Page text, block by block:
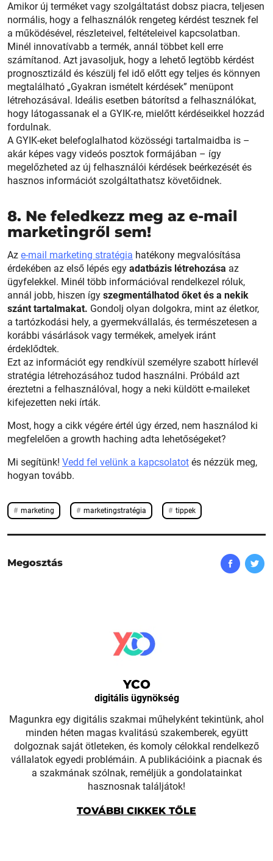
YCO
digitális ügynökség
Magunkra egy digitális szakmai műhelyként tekintünk, ahol
minden héten magas kvalitású szakemberek, együtt
dolgoznak saját ötleteken, és komoly célokkal rendelkező
vállalatok egyedi problémáin. A publikációink a piacnak és
a szakmának szólnak, reméljük a gondolatainkat
hasznosnak találjátok!
TOVÁBBI CIKKEK TŐLE
Amikor új terméket vagy szolgáltatást dobsz piacra, teljesen
normális, hogy a felhasználók rengeteg kérdést tesznek fel
a működésével, részleteivel, feltételeivel kapcsolatban.
Minél innovatívabb a termék, annál többet kell erre
számítanod. Azt javasoljuk, hogy a lehető legtöbb kérdést
prognosztizáld és készülj fel idő előtt egy teljes és könnyen
megtalálható „Gyakran ismételt kérdések” menüpont
létrehozásával. Ideális esetben bátorítsd a felhasználókat,
hogy látogassanak el a GYIK-re, mielőtt kérdéseikkel hozzád
fordulnak.
A GYIK-eket belefoglalhatod közösségi tartalmaidba is –
akár képes vagy videós posztok formájában – így
megelőzheted az új felhasználói kérdések beérkezését és
hasznos információt szolgáltathatsz követőidnek.
8. Ne feledkezz meg az e-mail
marketingről sem!
Az e-mail marketing stratégia hatékony megvalósítása
érdekében az első lépés egy adatbázis létrehozása az
ügyfelekkel. Minél több információval rendelkezel róluk,
annál jobb, hiszen így szegmentálhatod őket és a nekik
szánt tartalmakat. Gondolj olyan dolgokra, mint az életkor,
a tartózkodási hely, a gyermekvállalás, és természetesen a
korábbi vásárlások vagy termékek, amelyek iránt
érdeklődtek.
Ezt az információt egy rendkívül személyre szabott hírlevél
stratégia létrehozásához tudod használni. Próbáld azt
éreztetni a felhasználóval, hogy a neki küldött e-maileket
kifejezetten neki írták.
Most, hogy a cikk végére értél úgy érzed, nem használod ki
megfelelően a growth haching adta lehetőségeket?
Mi segítünk! Vedd fel velünk a kapcsolatot és nézzük meg,
hogyan tovább.
marketing marketingstratégia tippek
Megosztás